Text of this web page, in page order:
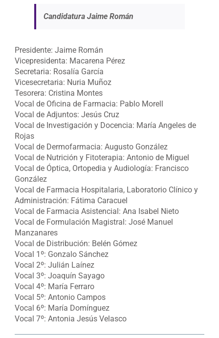
Candidatura Jaime Román
Presidente: Jaime Román
Vicepresidenta: Macarena Pérez
Secretaria: Rosalía García
Vicesecretaria: Nuria Muñoz
Tesorera: Cristina Montes
Vocal de Oficina de Farmacia: Pablo Morell
Vocal de Adjuntos: Jesús Cruz
Vocal de Investigación y Docencia: María Angeles de
Rojas
Vocal de Dermofarmacia: Augusto González
Vocal de Nutrición y Fitoterapia: Antonio de Miguel
Vocal de Óptica, Ortopedia y Audiología: Francisco
González
Vocal de Farmacia Hospitalaria, Laboratorio Clínico y
Administración: Fátima Caracuel
Vocal de Farmacia Asistencial: Ana Isabel Nieto
Vocal de Formulación Magistral: José Manuel
Manzanares
Vocal de Distribución: Belén Gómez
Vocal 1º: Gonzalo Sánchez
Vocal 2º: Julián Laínez
Vocal 3º: Joaquín Sayago
Vocal 4º: María Ferraro
Vocal 5º: Antonio Campos
Vocal 6º: María Domínguez
Vocal 7º: Antonia Jesús Velasco